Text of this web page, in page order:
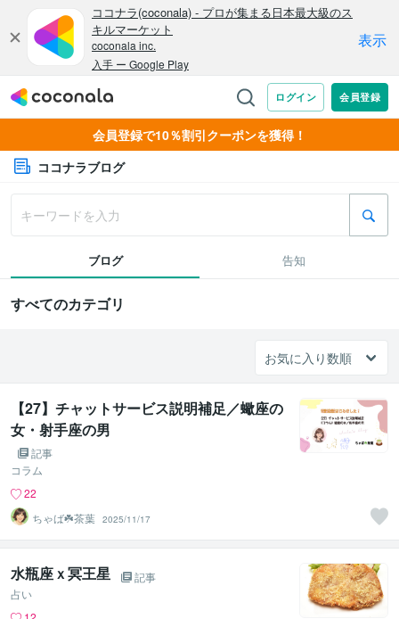
会員登録で10％割引クーポンを獲得！
ココナラブログ
ブログ 告知
すべてのカテゴリ
【27】チャットサービス説明補足／蠍座の
女・射手座の男
記事
コラム
22
ちゃば☘️茶葉 2025/11/17
水瓶座ｘ冥王星
記事
占い